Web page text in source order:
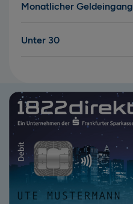
Monatlicher Geldeingang
Unter 30